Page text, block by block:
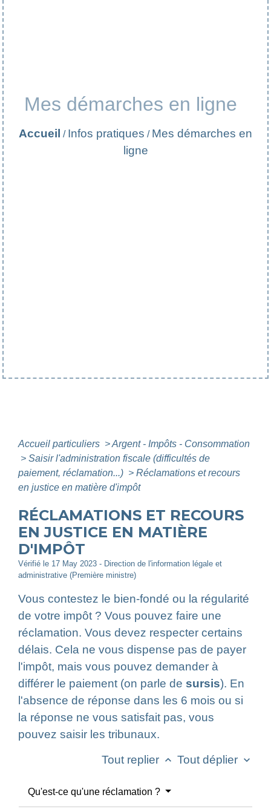
Mes démarches en ligne
Accueil / Infos pratiques / Mes démarches en
ligne
Accueil particuliers >Argent - Impôts - Consommation
> Saisir l'administration fiscale (difficultés de
paiement, réclamation...) > Réclamations et recours
en justice en matière d'impôt
RÉCLAMATIONS ET RECOURS
EN JUSTICE EN MATIÈRE
D'IMPÔT
Vérifié le 17 May 2023 - Direction de l'information légale et
administrative (Première ministre)
Vous contestez le bien-fondé ou la régularité
de votre impôt ? Vous pouvez faire une
réclamation. Vous devez respecter certains
délais. Cela ne vous dispense pas de payer
l'impôt, mais vous pouvez demander à
différer le paiement (on parle de sursis). En
l'absence de réponse dans les 6 mois ou si
la réponse ne vous satisfait pas, vous
pouvez saisir les tribunaux.
Tout replier keyboard_arrow_up Tout déplier keyboard_arrow_down
Qu'est-ce qu'une réclamation ?